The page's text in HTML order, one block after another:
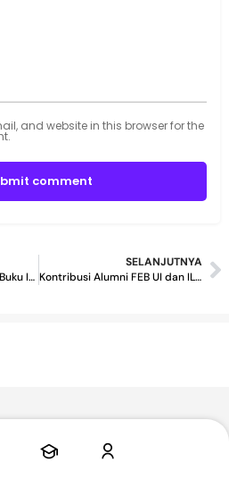
and website in this browser for the
comment
Ayo Booking! Peluncuran Buku Indonesia 2045
SELANJUTNYA
Kontribusi Alumni FEB UI dan ILUNI FEB UI untuk FEB UI Tercinta